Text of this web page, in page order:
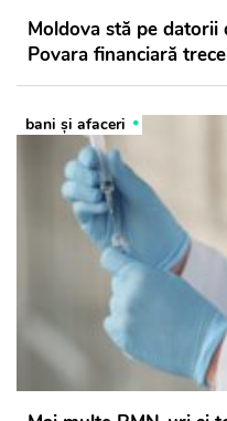
Moldova stă pe datorii
Povara financiară
bani și afaceri